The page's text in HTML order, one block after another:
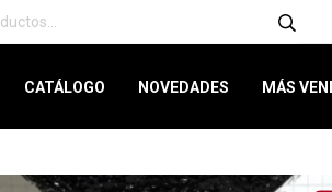
CATÁLOGO NOVEDADES MÁS